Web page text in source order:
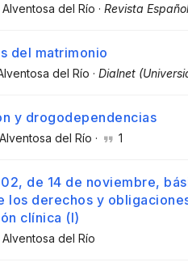
del Río · Revista
del matrimonio
del Río · Dialnet
y drogodependencias
del Río · 1
de 14 de noviembre,
los derechos y
clínica (I)
del Río